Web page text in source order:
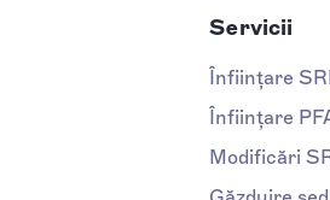
Servicii
Înființare
Înființare
Modificări